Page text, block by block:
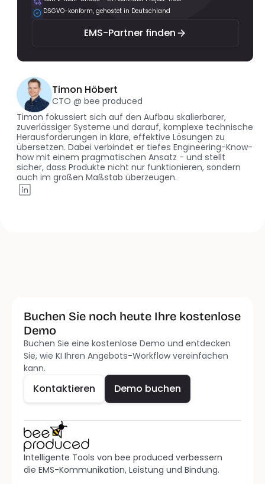
Timon Höbert
CTO @ bee produced
Timon fokussiert sich auf den Aufbau skalierbarer,
zuverlässiger Systeme und darauf, komplexe technische
Herausforderungen in klare, effektive Lösungen zu
übersetzen. Dabei verbindet er tiefes Engineering-Know-
how mit einem pragmatischen Ansatz - und stellt
sicher, dass Produkte nicht nur funktionieren, sondern
auch im großen Maßstab überzeugen.
DSGVO-konform, gehostet in Deutschland
EMS-Partner finden
Buchen Sie noch heute Ihre kostenlose
Demo
Buchen Sie eine kostenlose Demo und entdecken
Sie, wie KI Ihren Angebots-Workflow vereinfachen
kann.
Kontaktieren
Kontaktieren
Demo buchen
Demo buchen
Intelligente Tools von bee produced verbessern
die EMS-Kommunikation, Leistung und Bindung.